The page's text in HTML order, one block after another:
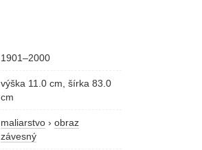
1901–2000
výška 11.0 cm, šírka 83.0
cm
maliarstvo › obraz
závesný